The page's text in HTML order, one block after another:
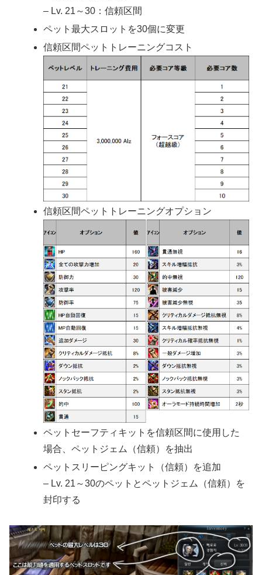
– Lv. 21～30：信頼区間
ペット最大スロットを30個に変更
信頼区間ペットトレーニングコスト
信頼区間ペットトレーニングオプション
ペットセーフティキットを信頼区間に使用した
場合、ペットジェム（信頼）を抽出
ペットスリーピングキット（信頼）を追加
– Lv. 21～30のペットとペットジェム（信頼）を
封印する